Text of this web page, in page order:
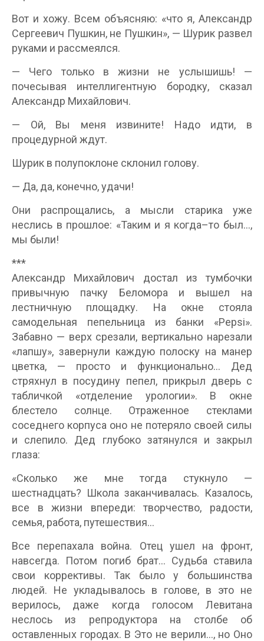
Вот и хожу. Всем объясняю: «что я, Александр
Сергеевич Пушкин, не Пушкин», — Шурик развел
руками и рассмеялся.
— Чего только в жизни не услышишь! —
почесывая интеллигентную бородку, сказал
Александр Михайлович.
— Ой, Вы меня извините! Надо идти, в
процедурной ждут.
Шурик в полупоклоне склонил голову.
— Да, да, конечно, удачи!
Они распрощались, а мысли старика уже
неслись в прошлое: «Таким и я когда–то был…,
мы были!
***
Александр Михайлович достал из тумбочки
привычную пачку Беломора и вышел на
лестничную площадку. На окне стояла
самодельная пепельница из банки «Pepsi».
Забавно — верх срезали, вертикально нарезали
«лапшу», завернули каждую полоску на манер
цветка, — просто и функционально… Дед
стряхнул в посудину пепел, прикрыл дверь с
табличкой «отделение урологии». В окне
блестело солнце. Отраженное стеклами
соседнего корпуса оно не потеряло своей силы
и слепило. Дед глубоко затянулся и закрыл
глаза:
«Сколько же мне тогда стукнуло —
шестнадцать? Школа заканчивалась. Казалось,
все в жизни впереди: творчество, радости,
семья, работа, путешествия…
Все перепахала война. Отец ушел на фронт,
навсегда. Потом погиб брат… Судьба ставила
свои коррективы. Так было у большинства
людей. Не укладывалось в голове, в это не
верилось, даже когда голосом Левитана
неслось из репродуктора на столбе об
оставленных городах. В Это не верили…, но Оно